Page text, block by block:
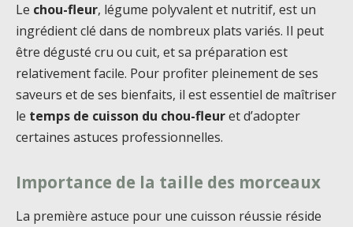
Le chou-fleur, légume polyvalent et nutritif, est un
ingrédient clé dans de nombreux plats variés. Il peut
être dégusté cru ou cuit, et sa préparation est
relativement facile. Pour profiter pleinement de ses
saveurs et de ses bienfaits, il est essentiel de maîtriser
le temps de cuisson du chou-fleuret d’adopter
certaines astuces professionnelles.
Importance de la taille des morceaux
La première astuce pour une cuisson réussie réside